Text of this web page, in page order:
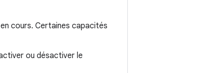
cours. Certaines capacités
ou désactiver le